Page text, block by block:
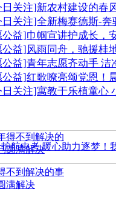
航中考 暖心助力逐梦！
日关注]新农村建设的春
日关注]全新梅赛德斯-奔
公益]巾帼宣讲护成长，
公益]风雨同舟，驰援桂
公益]青年志愿齐动手
公益]红歌嘹亮颂党恩！
日关注]寓教于乐植童心
不到解决的事
满解决